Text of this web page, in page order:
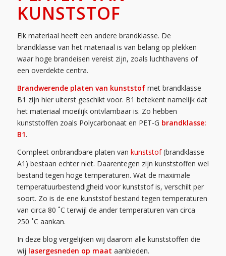
KUNSTSTOF
Elk materiaal heeft een andere brandklasse. De
brandklasse van het materiaal is van belang op plekken
waar hoge brandeisen vereist zijn, zoals luchthavens of
een overdekte centra.
Brandwerende platen van kunststofmet brandklasse
B1 zijn hier uiterst geschikt voor. B1 betekent namelijk dat
het materiaal moeilijk ontvlambaar is. Zo hebben
kunststoffen zoals Polycarbonaat en PET-G brandklasse:
B1.
Compleet onbrandbare platen van kunststof(brandklasse
A1) bestaan echter niet. Daarentegen zijn kunststoffen wel
bestand tegen hoge temperaturen. Wat de maximale
temperatuurbestendigheid voor kunststof is, verschilt per
soort. Zo is de ene kunststof bestand tegen temperaturen
van circa 80 ˚C terwijl de ander temperaturen van circa
250 ˚C aankan.
In deze blog vergelijken wij daarom alle kunststoffen die
wij lasergesneden op maat aanbieden.